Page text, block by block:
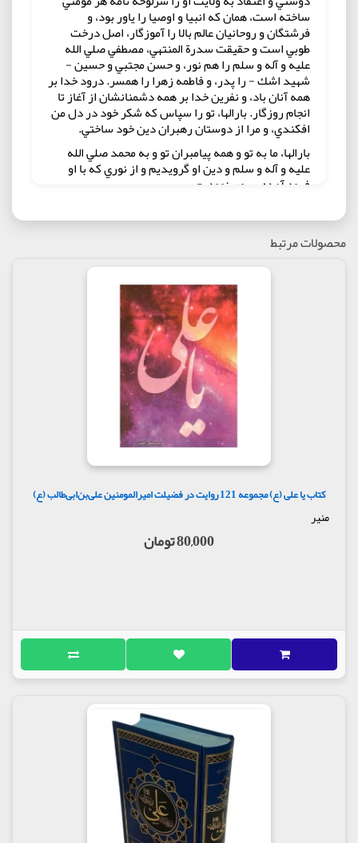
ساخته است، همان كه انبيا و اوصيا را ياور بود، و
فرشتگان و روحانيان عالم بالا را آموزگار، اصل درخت
طوبي است و حقيقت سدرة المنتهي، مصطفي صلي الله
عليه و آله و سلم را هم نور، و حسن مجتبي و حسين -
شهيد اشك - را پدر، و فاطمه زهرا را همسر. درود خدا بر
همه آنان باد، و نفرين خدا بر همه دشمنانشان از آغاز تا
انجام روزگار. بارالها، تو را سپاس كه شكر خود در دل من
افكندي، و مرا از دوستان رهبران دين خود ساختي.
بارالها، ما به تو و همه پيامبران تو و به محمد صلي الله
عليه و آله و سلم و دين او گرويديم و از نوري كه با او
فرود آمده پيروي نموديم.
راست، و رستاخيز بي گمان فرا خواهد رسيد و ترديدي
در آن نيست.
خداي من، مولايم، سرورم، ما را از واليان دين و حاميان
آيين و حجتهاي تو بر آفريدگانت اين خبر رسيده است كه:
(هر كه نسيم آرام بخش دوستي ما خاندان را در قلب
خود مي يابد مادر خود را فراوان دعا كند)، اي پروردگار و
مولاي من، به نامهاي نيكويت سوگند كه من چنين نسيمي
را در خويش احساس مي كنم، خداوندا، به جود و منت و
رحمتت، پدر و مادر مرا بيامرز و آنان را به پاس تربيت
صحيح من در كودكي در آغوش مهر و رحمت خويش جاي
محصولات مرتبط
کتاب یا علی (ع) مجموعه 121 روایت در فضیلت امیرالمومنین علی‌بن‌ابی‌طالب (ع)
منیر
80,000 تومان